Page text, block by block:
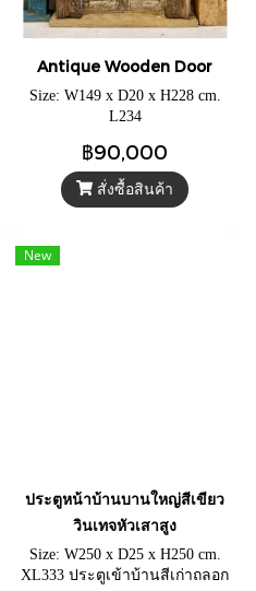
Antique Wooden Door
Size: W149 x D20 x H228 cm.
L234
฿90,000
สั่งซื้อสินค้า
New
ประตูหน้าบ้านบานใหญ่สีเขียว
วินเทจหัวเสาสูง
Size: W250 x D25 x H250 cm.
XL333 ประตูเข้าบ้านสีเก่าถลอก